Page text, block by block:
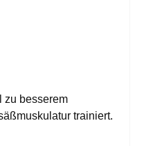
zu besserem
trainiert.